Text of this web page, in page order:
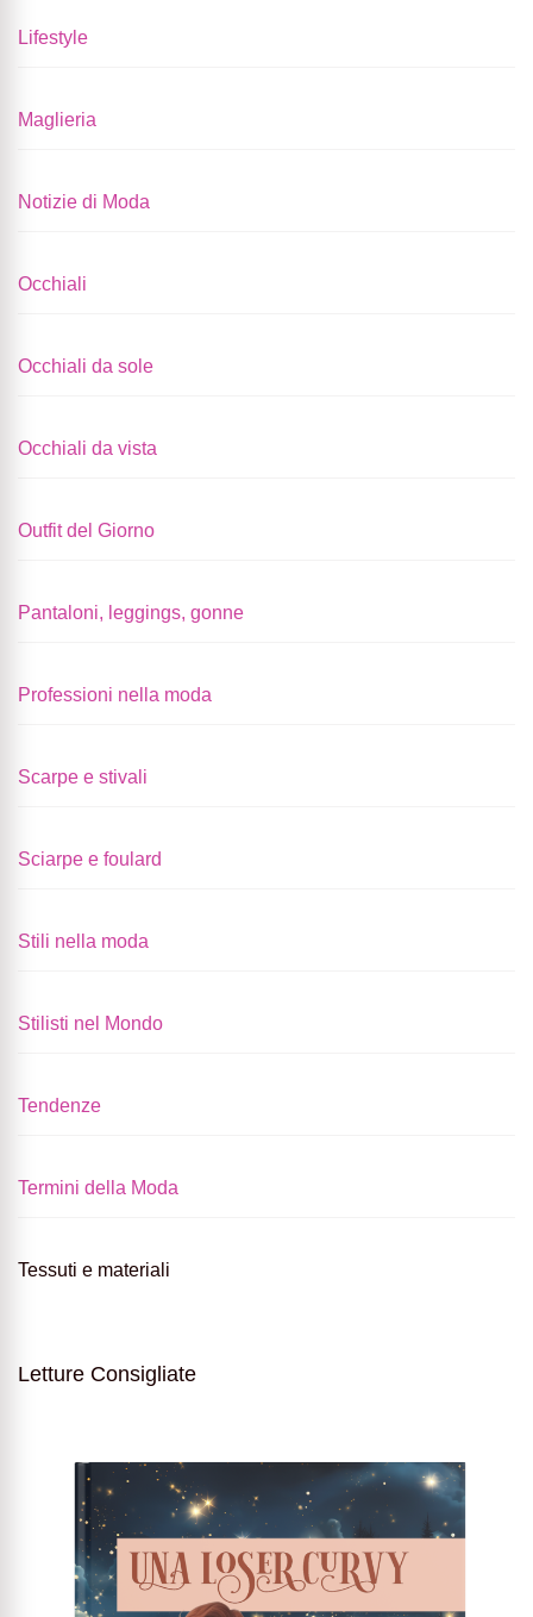
Lifestyle
Maglieria
Notizie di Moda
Occhiali
Occhiali da sole
Occhiali da vista
Outfit del Giorno
Pantaloni, leggings, gonne
Professioni nella moda
Scarpe e stivali
Sciarpe e foulard
Stili nella moda
Stilisti nel Mondo
Tendenze
Termini della Moda
Tessuti e materiali
Letture Consigliate